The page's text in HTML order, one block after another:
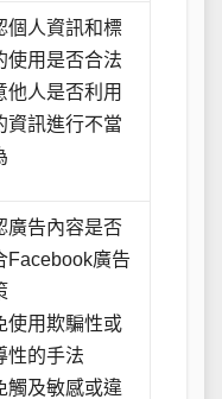
個人資訊和標
使用是否合法
他人是否利用
資訊進行不當
廣告內容是否
Facebook廣告
使用欺騙性或
性的手法
觸及敏感或違